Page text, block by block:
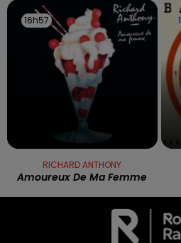
16h57
16h57
RICHARD ANTHONY
Amoureux De Ma Femme